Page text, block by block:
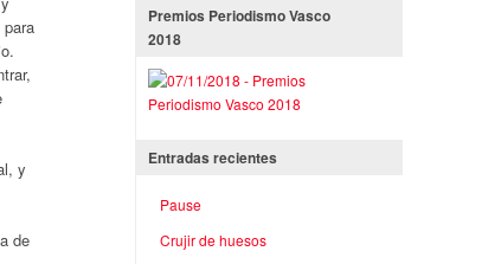
y
de
Premios Periodismo Vasco
2018
Entradas recientes
Pause
Crujir de huesos